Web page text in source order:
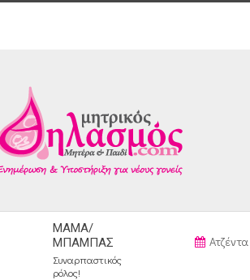
ΜΑΜΆ/
ΜΠΑΜΠΆΣ
Συναρπαστικός
ρόλος!
Ατζέντα